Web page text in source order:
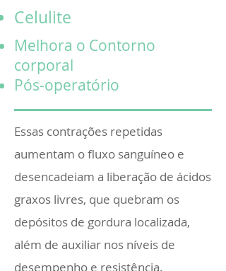
Celulite
Melhora o Contorno
corporal
Pós-operatório
Essas contrações repetidas
aumentam o fluxo sanguíneo e
desencadeiam a liberação de ácidos
graxos livres, que quebram os
depósitos de gordura localizada,
além de auxiliar nos níveis de
desempenho e resistência.